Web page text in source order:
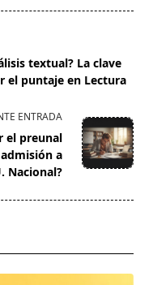
textual? La clave
el puntaje en Lectura
ENTRADA
el preunal
a
Nacional?